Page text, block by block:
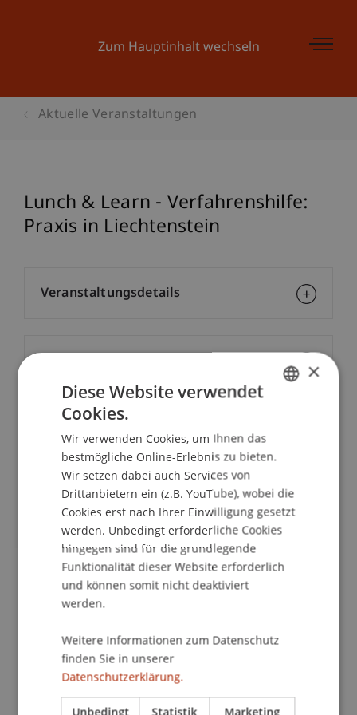
Zum Hauptinhalt wechseln
Aktuelle Veranstaltungen
Lunch & Learn - Verfahrenshilfe:
Praxis in Liechtenstein
Dozierende:
Dr. Mario Frick
lic. iur. Diana Hilti
School/Professur:
Institut für Finanzdienstleistungen
Jeder Rechtsanwalt ist verpflichtet, als
Verfahrenshelfer für Personen tätig zu sein, die
sich keinen Anwalt leisten können. Das Land
Veranstaltungsdetails
×
Diese Website verwendet
Cookies.
Wir verwenden Cookies, um Ihnen das
bestmögliche Online-Erlebnis zu bieten.
Wir setzen dabei auch Services von
Drittanbietern ein (z.B. YouTube), wobei die
Cookies erst nach Ihrer Einwilligung gesetzt
werden. Unbedingt erforderliche Cookies
hingegen sind für die grundlegende
Funktionalität dieser Website erforderlich
und können somit nicht deaktiviert
werden.
Weitere Informationen zum Datenschutz
finden Sie in unserer
Datenschutzerklärung.
Unbedingt Statistik Marketing